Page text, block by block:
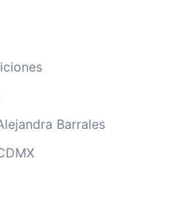
Barrales